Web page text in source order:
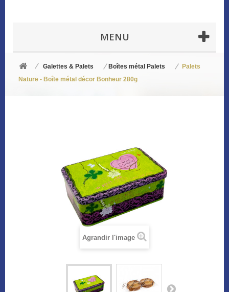
MENU
Galettes & Palets Boîtes métal Palets
Palets
Nature - Boîte métal décor Bonheur 280g
Agrandir l'image